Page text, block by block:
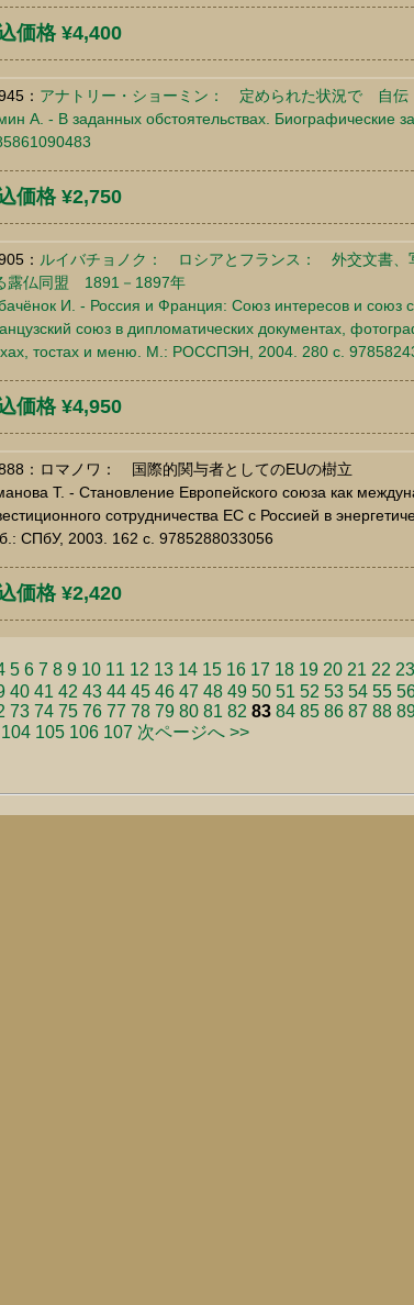
価格 ¥4,400
： アナトリー・ショーミン： 定められた状況で 自伝
А. - В заданных обстоятельствах. Биографические
価格 ¥2,750
： ルイバチョノク： ロシアとフランス： 外交文書、
露仏同盟 1891－1897年
И. - Россия и Франция: Союз интересов и союз
союз в дипломатических документах,
тостах и меню. М.: РОССПЭН, 2004. 280 c.
価格 ¥4,950
：ロマノワ： 国際的関与者としてのEUの樹立
Т. - Становление Европейского союза как
сотрудничества ЕС с Россией в
СПбУ, 2003. 162 c. 9785288033056
価格 ¥2,420
5 6 7 8 9 10 11 12 13 14 15 16 17 18 19 20 21 22 23
40 41 42 43 44 45 46 47 48 49 50 51 52 53 54 55
73 74 75 76 77 78 79 80 81 82 83 84 85 86 87 88
104 105 106 107 次ページへ >>